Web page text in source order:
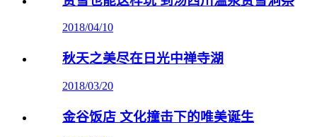
2018/04/10
秋天之美尽在日光中禅寺湖
2018/03/20
金谷饭店 文化撞击下的唯美诞生